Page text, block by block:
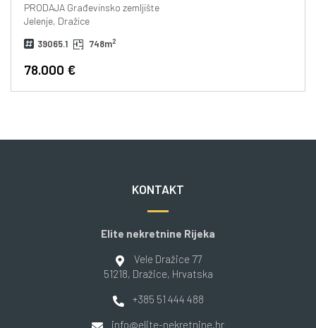
PRODAJAGrađevinsko zemljište
Jelenje, Dražice
39065.1 748m2
78.000 €
KONTAKT
Elite nekretnine Rijeka
Vele Dražice 77
51218, Dražice, Hrvatska
+385 51 444 488
info@elite-nekretnine.hr